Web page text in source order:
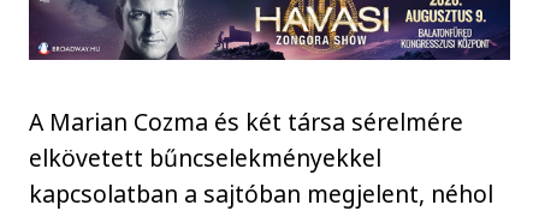
A Marian Cozma és két társa sérelmére
elkövetett bűncselekményekkel
kapcsolatban a sajtóban megjelent, néhol